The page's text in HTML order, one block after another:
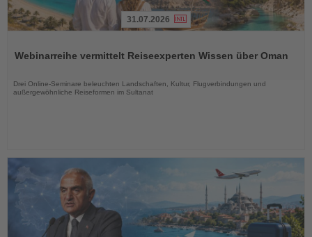
die
31.07.2026
Webinarreihe vermittelt Reiseexperten Wissen über Oman
Drei Online-Seminare beleuchten Landschaften, Kultur, Flugverbindungen und
außergewöhnliche Reiseformen im Sultanat